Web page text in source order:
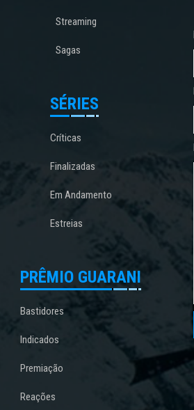
Streaming
Sagas
SÉRIES
Críticas
Finalizadas
Em Andamento
Estreias
PRÊMIO GUARANI
Bastidores
Indicados
Premiação
Reações